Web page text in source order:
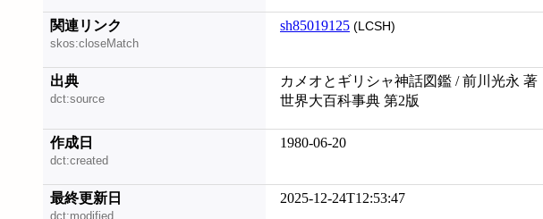
関連リンク
skos:closeMatch
sh85019125 (LCSH)
出典
dct:source
カメオとギリシャ神話図鑑 / 前川光永 著
世界大百科事典 第2版
作成日
dct:created
1980-06-20
最終更新日
dct:modified
2025-12-24T12:53:47